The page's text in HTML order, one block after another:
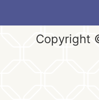
Copyright